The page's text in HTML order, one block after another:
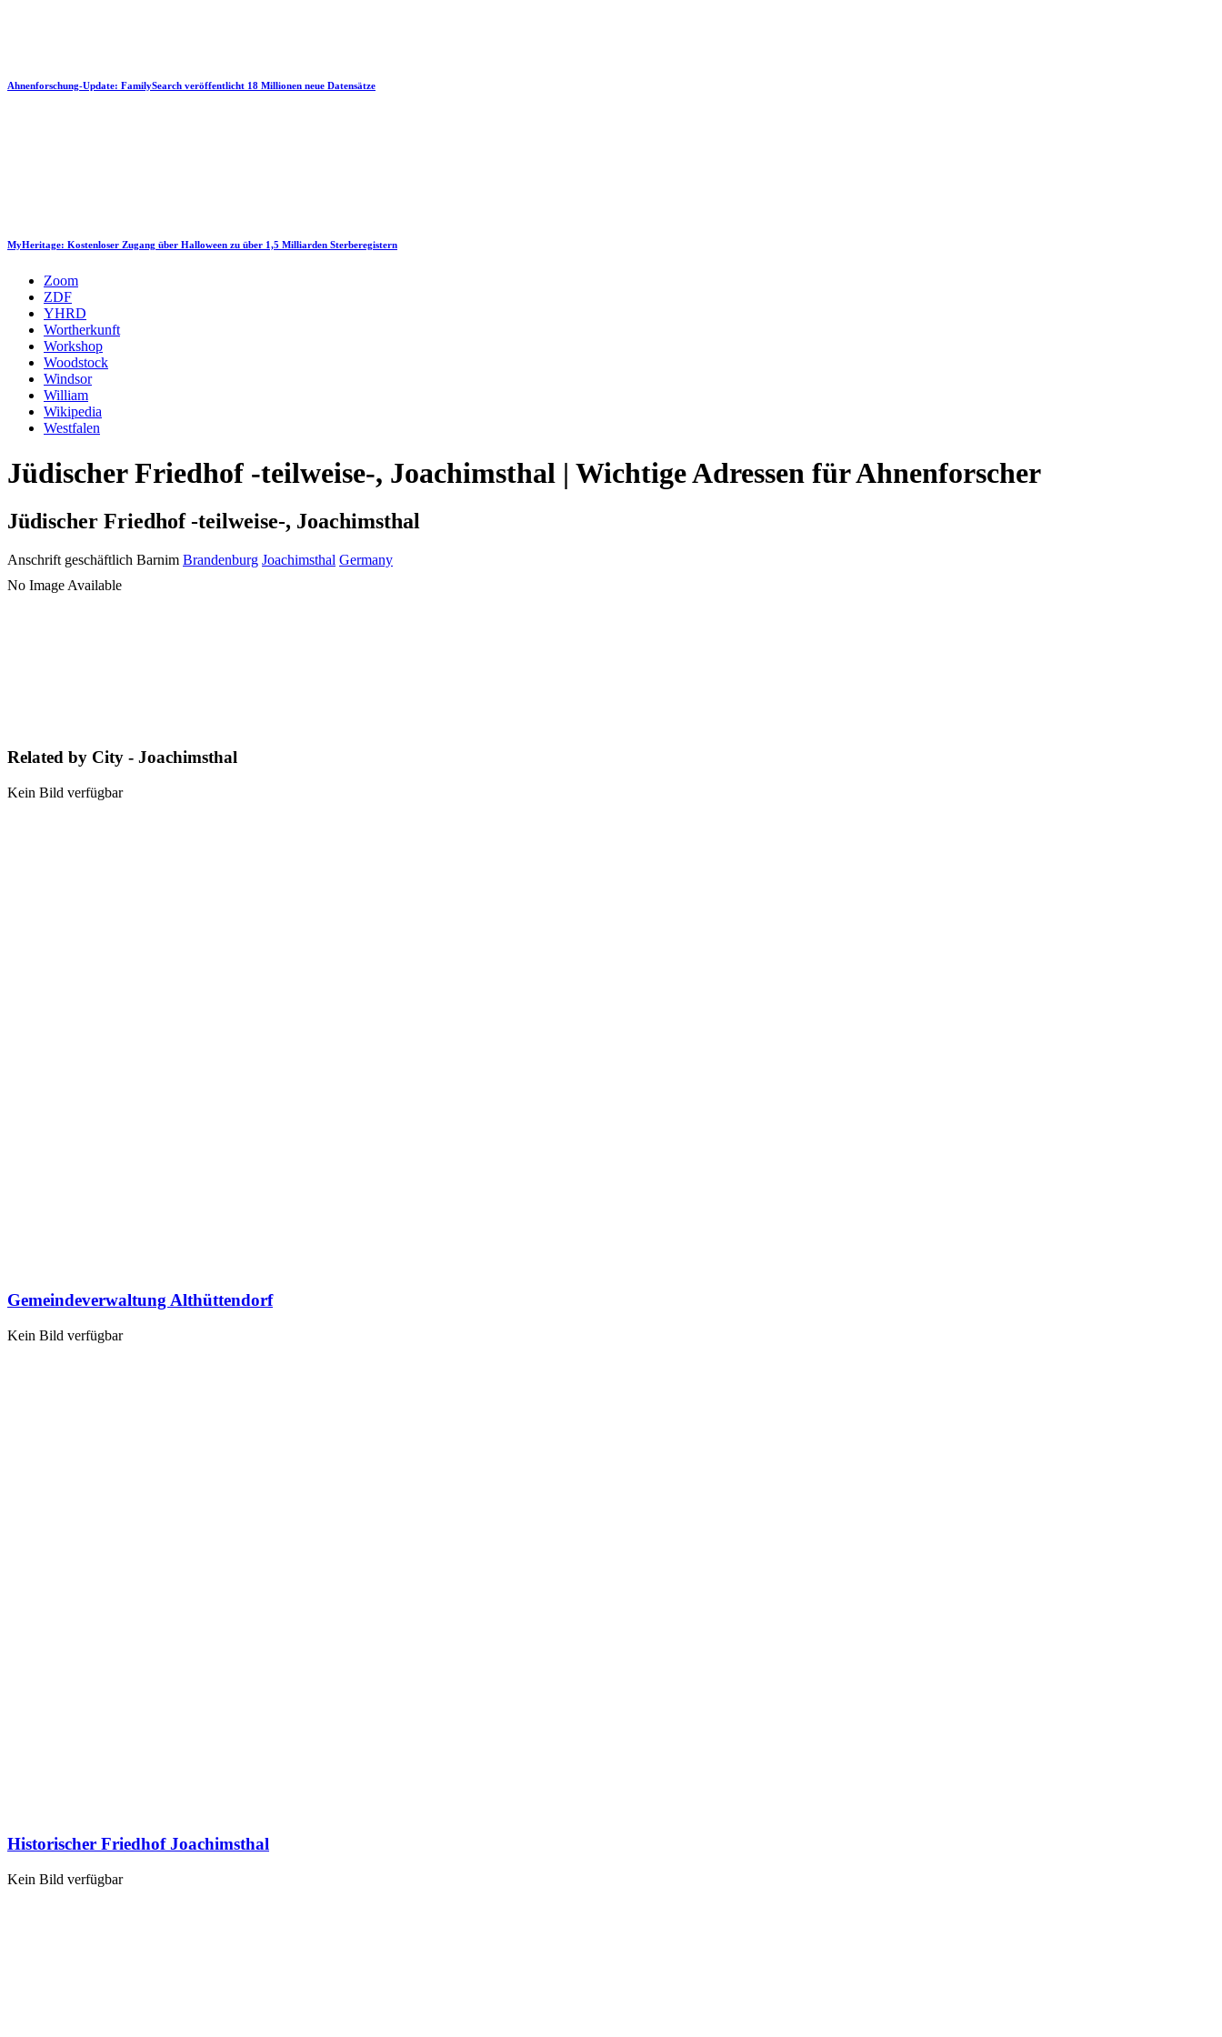
Ahnenforschung-Update: FamilySearch veröffentlicht 18 Millionen neue Datensätze
MyHeritage: Kostenloser Zugang über Halloween zu über 1,5 Milliarden Sterberegistern
Zoom
ZDF
YHRD
Wortherkunft
Workshop
Woodstock
Windsor
William
Wikipedia
Westfalen
Jüdischer Friedhof -teilweise-, Joachimsthal | Wichtige Adressen für Ahnenforscher
Jüdischer Friedhof -teilweise-, Joachimsthal
Anschrift geschäftlich Barnim Brandenburg Joachimsthal Germany
No Image Available
Related by City - Joachimsthal
Kein Bild verfügbar
Gemeindeverwaltung Althüttendorf
Kein Bild verfügbar
Historischer Friedhof Joachimsthal
Kein Bild verfügbar